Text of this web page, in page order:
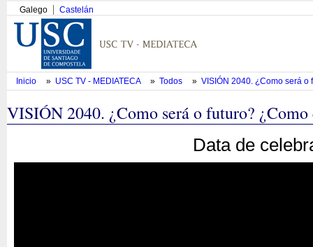
Galego Castelán
Inicio » USC TV - MEDIATECA » Todos » VISIÓN 2040. ¿Como será o
VISIÓN 2040. ¿Como será o futuro? ¿Como
Data de